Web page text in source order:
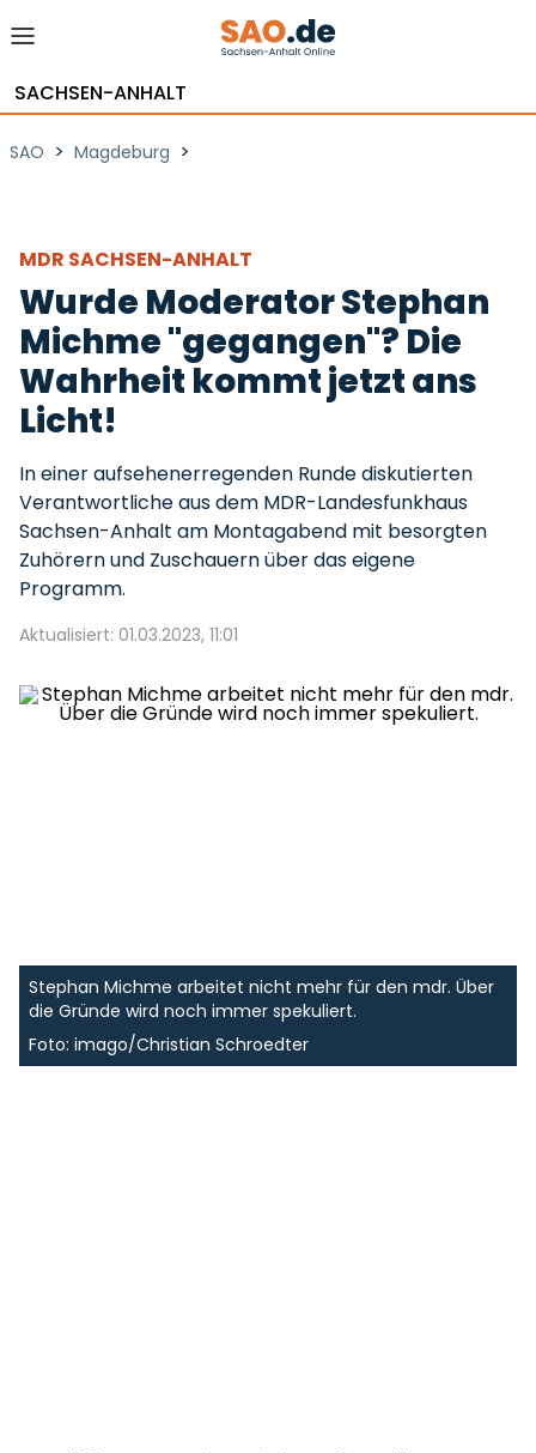
SACHSEN-ANHALT
SAO > Magdeburg >
MDR SACHSEN-ANHALT
Wurde Moderator Stephan
Michme "gegangen"? Die
Wahrheit kommt jetzt ans
Licht!
In einer aufsehenerregenden Runde diskutierten
Verantwortliche aus dem MDR-Landesfunkhaus
Sachsen-Anhalt am Montagabend mit besorgten
Zuhörern und Zuschauern über das eigene
Programm.
Aktualisiert: 01.03.2023, 11:01
Stephan Michme arbeitet nicht mehr für den mdr. Über
die Gründe wird noch immer spekuliert.
Foto: imago/Christian Schroedter